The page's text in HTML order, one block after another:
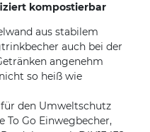
kompostierbar
aus stabilem
auch bei der
angenehm
so heiß wie
für den Umweltschutz
To Go Einwegbecher,